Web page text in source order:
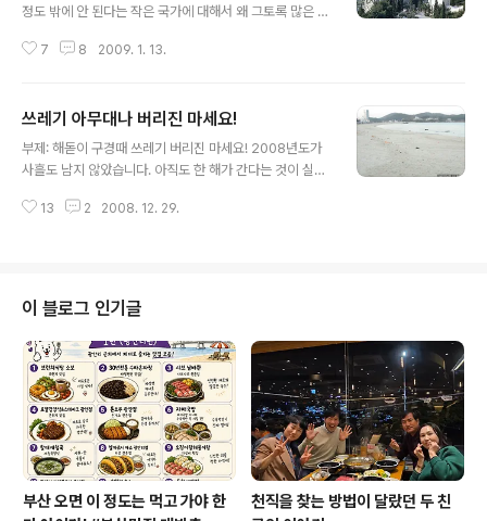
정도 밖에 안 된다는 작은 국가에 대해서 왜 그토록 많은 이
블로거 탐사대 모집 이벤트가 있었다. 이스라엘 문화 탐사
탐사대 이벤트와 상관없이 도움이 된 책이다. 만일 이번 이
스라엘 사태로 문화탐사가 취소되지 않았더라면 탐사대원
들에 큰 도움이 될 책이 되었을 것이다. (이미지출처: ency
도시다. 이스라엘로서는 수도이지만 아직도 국제적으로 공
7 8 2009. 1. 13.
쓰레기 아무대나 버리진 마세요!
부제: 해돋이 구경때 쓰레기 버리진 마세요! 2008년도가
사흘도 남지 않았습니다. 아직도 한 해가 간다는 것이 실감
계획들은 잘 세우고 계신지요. 아마도 계획만 세우시기 보
운대에서 해돋이를 찾아올 관광객을 맞이하기 위해서 들어
서 있는 조각상. 해돋이가 끝나면 철거될 것이다.) 제가 아
시는 부부도 차안에서 잘 요량하고 아이들이랑 동해 해돋
이에 나선다고 합니다. 워낙 많은 사람들이 밀려서 동해 전
구간의 차량이 막히기 때문에 10시간을 잡고 갈 예정이라
고 합니다. (동해의 진하 해수욕장..
13 2 2008. 12. 29.
이 블로그 인기글
부산 오면 이 정도는 먹고 가야 한
천직을 찾는 방법이 달랐던 두 친